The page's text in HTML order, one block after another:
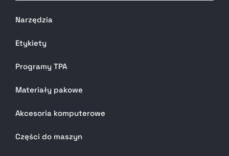
Narzędzia
Etykiety
Programy TPA
Materiały pakowe
Akcesoria komputerowe
Części do maszyn